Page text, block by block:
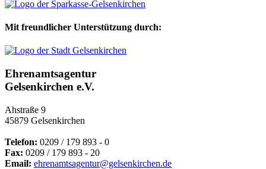
Mit freundlicher Unterstützung durch:
Ehrenamtsagentur
Gelsenkirchen e.V.
Ahstraße 9
45879 Gelsenkirchen
Telefon: 0209 / 179 893 - 0
Fax: 0209 / 179 893 - 20
Email: ehrenamtsagentur@gelsenkirchen.de